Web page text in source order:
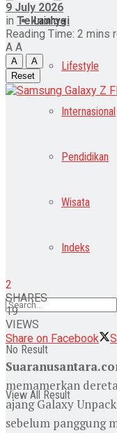
Lainnya
Lifestyle
Internasional
Pendidikan
Wisata
Indeks
No Result
View All Result
9 July 2026
in Teknologi
Reading Time: 2 mins
A A
A
A
Reset
2
SHARES
19
VIEWS
Share on Facebook
memamerkan
ajang Galaxy
sebelum panggung